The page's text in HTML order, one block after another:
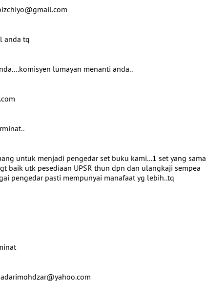
anda tq
lumayan menanti anda..
untuk menjadi pengedar set buku kami...1 set yang sama
baik utk pesediaan UPSR thun dpn dan ulangkaji sempea
pengedar pasti mempunyai manafaat yg lebih..tq